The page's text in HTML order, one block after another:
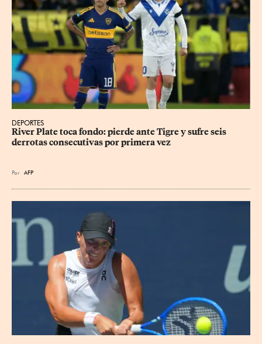
DEPORTES
River Plate toca fondo: pierde ante Tigre y sufre seis
derrotas consecutivas por primera vez
Por AFP